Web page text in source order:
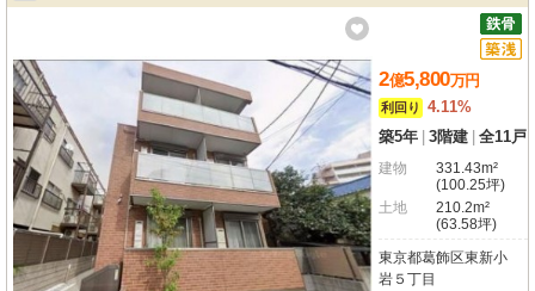
2億5,800万円
利回り
4.11%
築5年 3階建 全11戸
建物
331.43m²
(100.25坪)
土地
210.2m²
(63.58坪)
東京都葛飾区東新小
岩５丁目